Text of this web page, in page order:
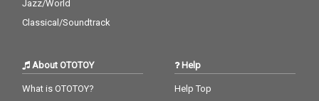
Jazz/World
Classical/Soundtrack
About OTOTOY
What is OTOTOY?
Help
Help Top